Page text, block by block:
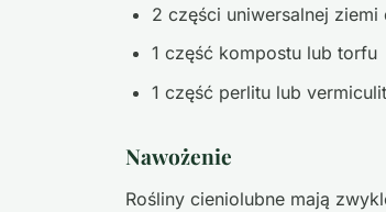
2 części uniwersalnej
1 część kompostu lub torfu
1 część perlitu lub
Nawożenie
Rośliny cieniolubne mają